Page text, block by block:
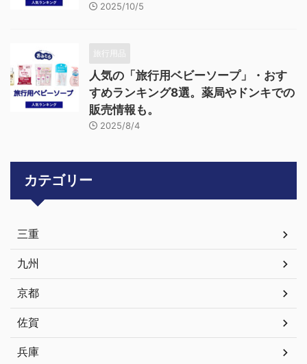
2025/10/5
旅行用品
人気の「旅行用ベビーソープ」・おす
すめランキング8選。薬局やドンキでの
販売情報も。
2025/8/4
カテゴリー
三重
九州
京都
佐賀
兵庫